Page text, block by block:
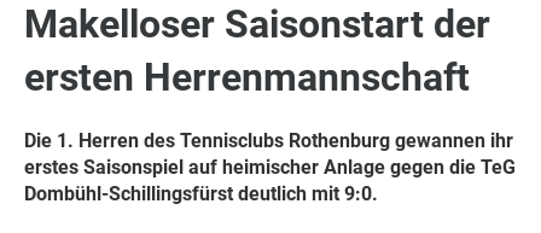
Makelloser Saisonstart der
ersten Herrenmannschaft
Die 1. Herren des Tennisclubs Rothenburg gewannen ihr
erstes Saisonspiel auf heimischer Anlage gegen die TeG
Dombühl-Schillingsfürst deutlich mit 9:0.